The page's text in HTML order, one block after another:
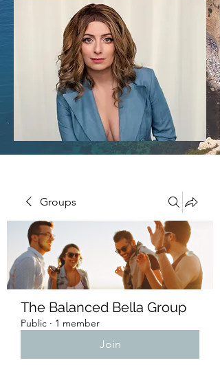
Groups
The Balanced Bella Group
Public · 1 member
Join